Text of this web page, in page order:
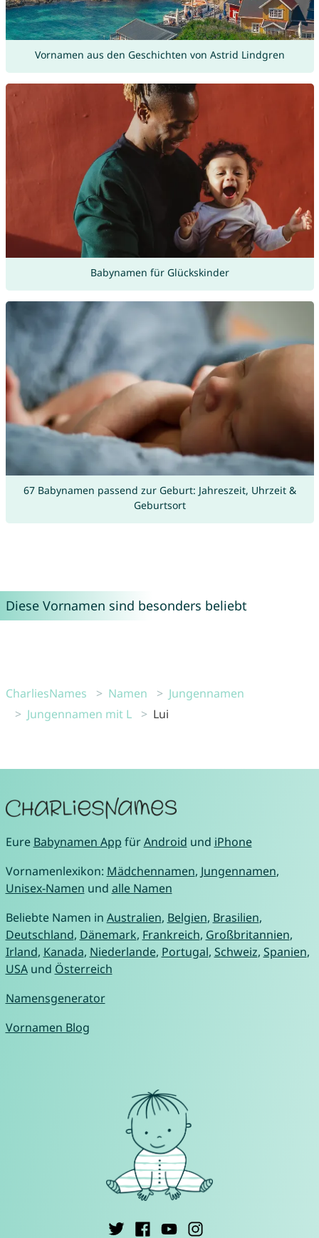
Vornamen aus den Geschichten von Astrid Lindgren
Babynamen für Glückskinder
67 Babynamen passend zur Geburt: Jahreszeit, Uhrzeit &
Geburtsort
Diese Vornamen sind besonders beliebt
CharliesNames Namen
Jungennamen
Jungennamen mit L
Lui
Eure Babynamen App fürAndroid und iPhone
Vornamenlexikon: Mädchennamen, Jungennamen,
Unisex-Namen und alle Namen
Beliebte Namen in Australien, Belgien, Brasilien,
Deutschland, Dänemark, Frankreich, Großbritannien,
Irland, Kanada, Niederlande, Portugal, Schweiz, Spanien,
USAund Österreich
Namensgenerator
Vornamen Blog